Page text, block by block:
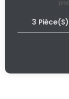
3 Pièce(s)